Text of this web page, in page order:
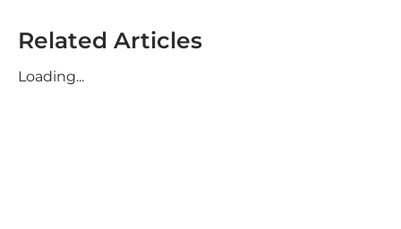
Related Articles
Loading...